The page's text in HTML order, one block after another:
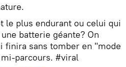
le plus endurant ou celui qui
batterie géante? On
finira sans tomber en "mode
parcours. #viral